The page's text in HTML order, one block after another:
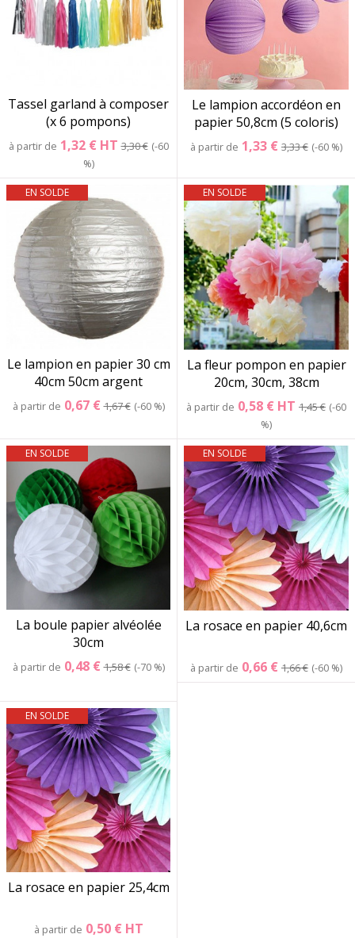
Tassel garland à composer
(x 6 pompons)
à partir de 1,32 € HT3,30 € -60
%
Le lampion accordéon en
papier 50,8cm (5 coloris)
à partir de 1,33 € 3,33 € -60 %
EN SOLDE
Le lampion en papier 30 cm
40cm 50cm argent
à partir de 0,67 €1,67 € -60 %
EN SOLDE
La fleur pompon en papier
20cm, 30cm, 38cm
à partir de 0,58 € HT 1,45 € -60
%
EN SOLDE
La boule papier alvéolée
30cm
à partir de 0,48 €1,58 € -70 %
EN SOLDE
La rosace en papier 40,6cm
à partir de 0,66 € 1,66 € -60 %
EN SOLDE
La rosace en papier 25,4cm
à partir de 0,50 € HT